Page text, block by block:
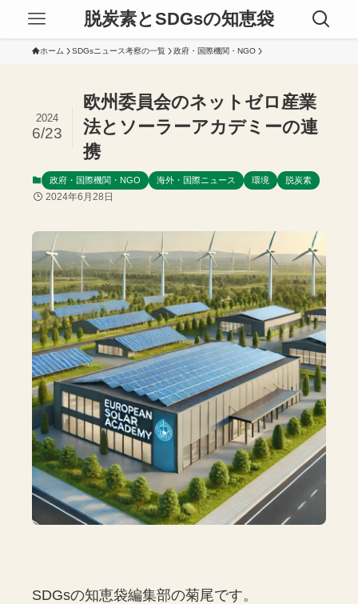
脱炭素とSDGsの知恵袋
ホーム SDGsニュース考察の一覧 政府・国際機関・NGO
欧州委員会のネットゼロ産業
法とソーラーアカデミーの連
携
2024
6/23
政府・国際機関・NGO 海外・国際ニュース 環境 脱炭素
2024年6月28日
SDGsの知恵袋編集部の菊尾です。